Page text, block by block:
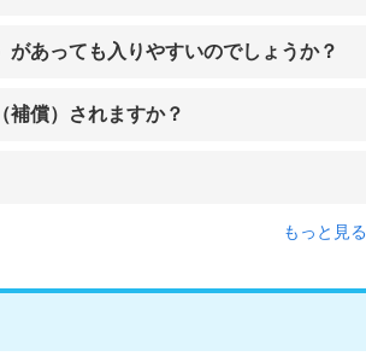
あっても入りやすいのでしょうか？
補償）されますか？
もっと見る